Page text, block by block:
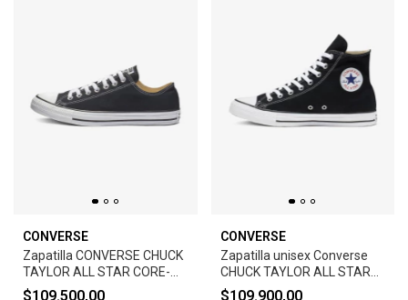
CONVERSE
Zapatilla CONVERSE CHUCK
TAYLOR ALL STAR CORE-
BLACK
$109.500,00
CONVERSE
Zapatilla unisex Converse
CHUCK TAYLOR ALL STAR
CORE HI -BLACK
$109.900,00